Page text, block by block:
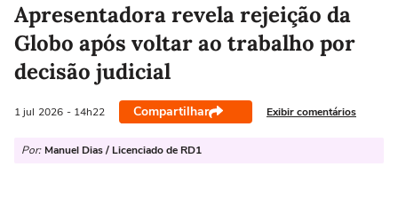
Apresentadora revela rejeição da
Globo após voltar ao trabalho por
decisão judicial
1 jul 2026 - 14h22 Compartilhar Exibir comentários
Por: Manuel Dias / Licenciado de RD1